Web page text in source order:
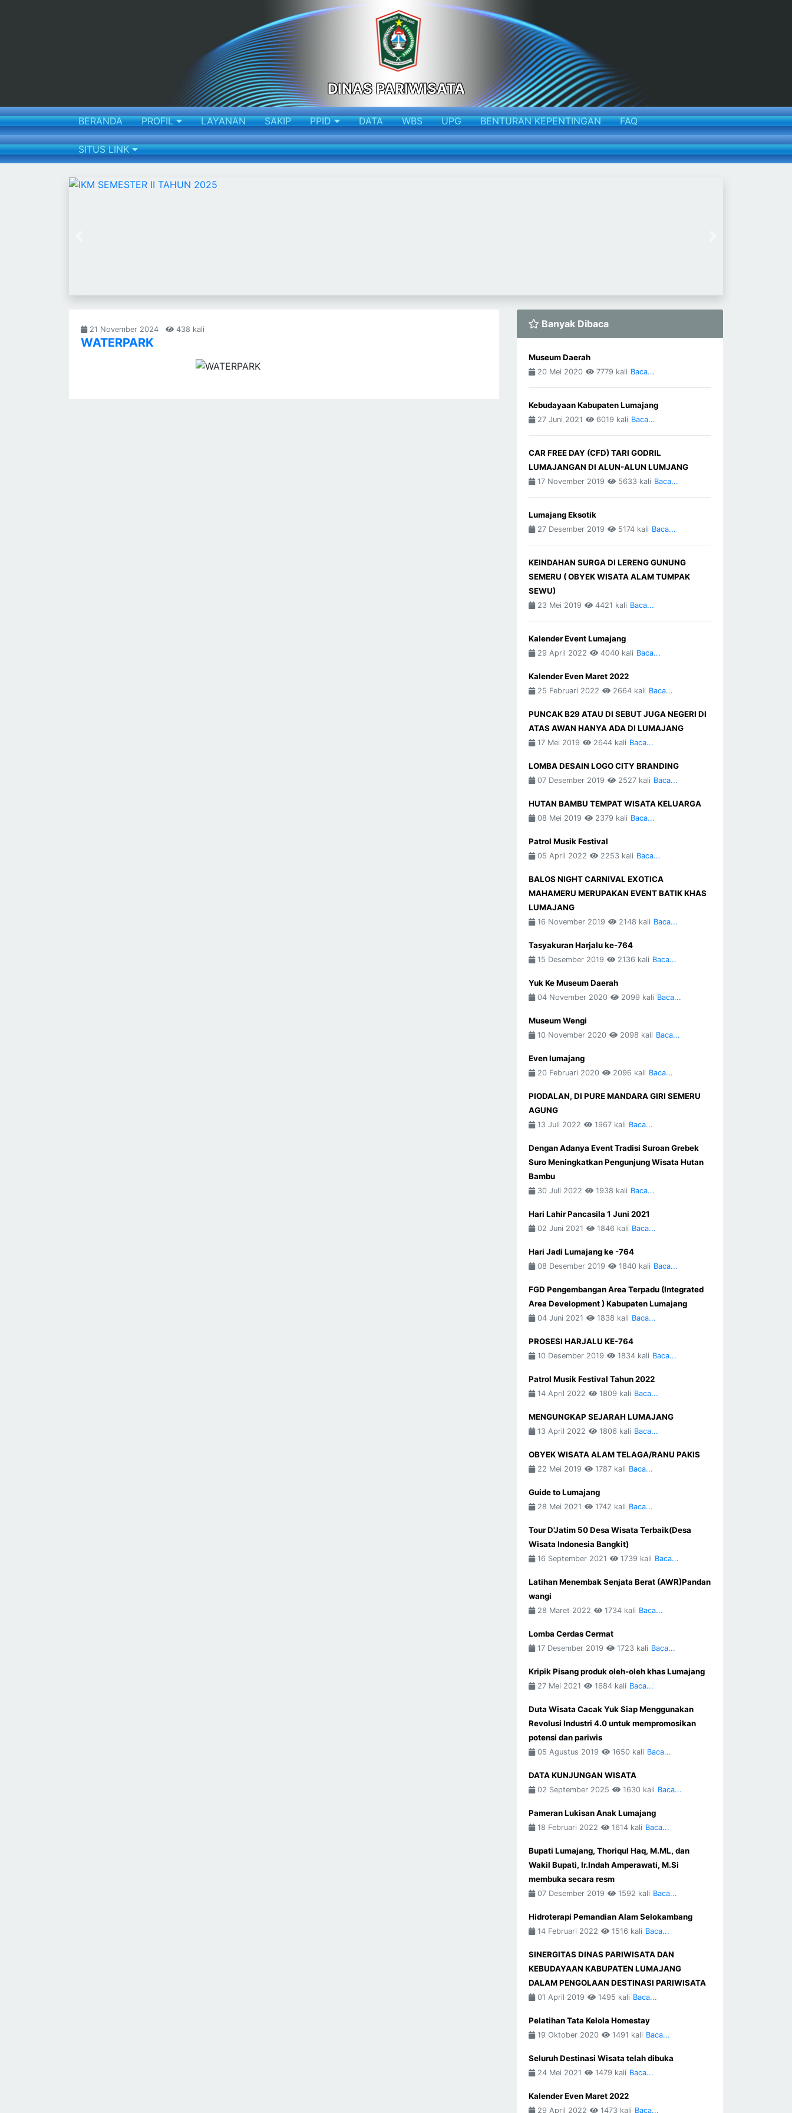
DINAS PARIWISATA
BERANDA PROFIL LAYANAN SAKIP PPID DATA WBS UPG BENTURAN KEPENTINGAN FAQ
SITUS LINK
21 November 2024 438 kali
WATERPARK
Banyak Dibaca
Museum Daerah
20 Mei 2020 7779 kali Baca...
Kebudayaan Kabupaten Lumajang
27 Juni 2021 6019 kali Baca...
CAR FREE DAY (CFD) TARI GODRIL
LUMAJANGAN DI ALUN-ALUN LUMJANG
17 November 2019 5633 kali Baca...
Lumajang Eksotik
27 Desember 2019 5174 kali Baca...
KEINDAHAN SURGA DI LERENG GUNUNG
SEMERU ( OBYEK WISATA ALAM TUMPAK
SEWU)
23 Mei 2019 4421 kali Baca...
Kalender Event Lumajang
29 April 2022 4040 kali Baca...
Kalender Even Maret 2022
25 Februari 2022 2664 kali Baca...
PUNCAK B29 ATAU DI SEBUT JUGA NEGERI DI
ATAS AWAN HANYA ADA DI LUMAJANG
17 Mei 2019 2644 kali Baca...
LOMBA DESAIN LOGO CITY BRANDING
07 Desember 2019 2527 kali Baca...
HUTAN BAMBU TEMPAT WISATA KELUARGA
08 Mei 2019 2379 kali Baca...
Patrol Musik Festival
05 April 2022 2253 kali Baca...
BALOS NIGHT CARNIVAL EXOTICA
MAHAMERU MERUPAKAN EVENT BATIK KHAS
LUMAJANG
16 November 2019 2148 kali Baca...
Tasyakuran Harjalu ke-764
15 Desember 2019 2136 kali Baca...
Yuk Ke Museum Daerah
04 November 2020 2099 kali Baca...
Museum Wengi
10 November 2020 2098 kali Baca...
Even lumajang
20 Februari 2020 2096 kali Baca...
PIODALAN, DI PURE MANDARA GIRI SEMERU
AGUNG
13 Juli 2022 1967 kali Baca...
Dengan Adanya Event Tradisi Suroan Grebek
Suro Meningkatkan Pengunjung Wisata Hutan
Bambu
30 Juli 2022 1938 kali Baca...
Hari Lahir Pancasila 1 Juni 2021
02 Juni 2021 1846 kali Baca...
Hari Jadi Lumajang ke -764
08 Desember 2019 1840 kali Baca...
FGD Pengembangan Area Terpadu (Integrated
Area Development ) Kabupaten Lumajang
04 Juni 2021 1838 kali Baca...
PROSESI HARJALU KE-764
10 Desember 2019 1834 kali Baca...
Patrol Musik Festival Tahun 2022
14 April 2022 1809 kali Baca...
MENGUNGKAP SEJARAH LUMAJANG
13 April 2022 1806 kali Baca...
OBYEK WISATA ALAM TELAGA/RANU PAKIS
22 Mei 2019 1787 kali Baca...
Guide to Lumajang
28 Mei 2021 1742 kali Baca...
Tour D'Jatim 50 Desa Wisata Terbaik(Desa
Wisata Indonesia Bangkit)
16 September 2021 1739 kali Baca...
Latihan Menembak Senjata Berat (AWR)Pandan
wangi
28 Maret 2022 1734 kali Baca...
Lomba Cerdas Cermat
17 Desember 2019 1723 kali Baca...
Kripik Pisang produk oleh-oleh khas Lumajang
27 Mei 2021 1684 kali Baca...
Duta Wisata Cacak Yuk Siap Menggunakan
Revolusi Industri 4.0 untuk mempromosikan
potensi dan pariwis
05 Agustus 2019 1650 kali Baca...
DATA KUNJUNGAN WISATA
02 September 2025 1630 kali Baca...
Pameran Lukisan Anak Lumajang
18 Februari 2022 1614 kali Baca...
Bupati Lumajang, Thoriqul Haq, M.ML, dan
Wakil Bupati, Ir.Indah Amperawati, M.Si
membuka secara resm
07 Desember 2019 1592 kali Baca...
Hidroterapi Pemandian Alam Selokambang
14 Februari 2022 1516 kali Baca...
SINERGITAS DINAS PARIWISATA DAN
KEBUDAYAAN KABUPATEN LUMAJANG
DALAM PENGOLAAN DESTINASI PARIWISATA
01 April 2019 1495 kali Baca...
Pelatihan Tata Kelola Homestay
19 Oktober 2020 1491 kali Baca...
Seluruh Destinasi Wisata telah dibuka
24 Mei 2021 1479 kali Baca...
Kalender Even Maret 2022
29 April 2022 1473 kali Baca...